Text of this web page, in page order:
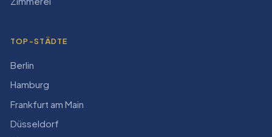
TOP-STÄDTE
Berlin
Hamburg
Frankfurt am Main
Düsseldorf